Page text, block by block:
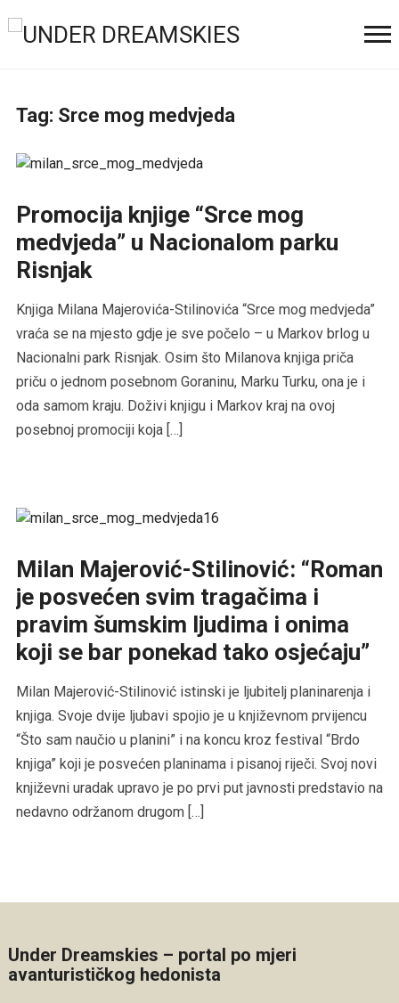
Tag: Srce mog medvjeda
Promocija knjige “Srce mog
medvjeda” u Nacionalom parku
Risnjak
Knjiga Milana Majerovića-Stilinovića “Srce mog medvjeda”
vraća se na mjesto gdje je sve počelo – u Markov brlog u
Nacionalni park Risnjak. Osim što Milanova knjiga priča
priču o jednom posebnom Goraninu, Marku Turku, ona je i
oda samom kraju. Doživi knjigu i Markov kraj na ovoj
posebnoj promociji koja […]
Milan Majerović-Stilinović: “Roman
je posvećen svim tragačima i
pravim šumskim ljudima i onima
koji se bar ponekad tako osjećaju”
Milan Majerović-Stilinović istinski je ljubitelj planinarenja i
knjiga. Svoje dvije ljubavi spojio je u književnom prvijencu
“Što sam naučio u planini” i na koncu kroz festival “Brdo
knjiga” koji je posvećen planinama i pisanoj riječi. Svoj novi
književni uradak upravo je po prvi put javnosti predstavio na
nedavno održanom drugom […]
Under Dreamskies – portal po mjeri
avanturističkog hedonista